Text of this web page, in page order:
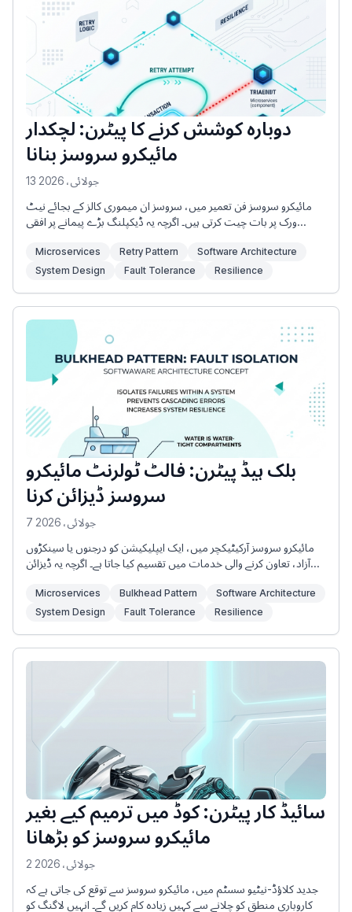
دوبارہ کوشش کرنے کا پیٹرن: لچکدار
مائیکرو سروسز بنانا
13 جولائی، 2026
مائیکرو سروسز فن تعمیر میں، سروسز ان میموری کالز کے بجائے نیٹ
ورک پر بات چیت کرتی ہیں۔ اگرچہ یہ ڈیکپلنگ بڑے پیمانے پر افقی
متعارف کراتا ہے: نیٹ ورک ناقابل اعتبار ہے۔ کسی بھی لمحے، ڈاؤن
اسٹریم سروس کو نیٹ ورک کی ایک مختصر خرابی، عارضی سی پی یو
Microservices Retry Pattern
Software Architecture
System Design
Fault Tolerance Resilience
بلک ہیڈ پیٹرن: فالٹ ٹولرنٹ مائیکرو
سروسز ڈیزائن کرنا
7 جولائی، 2026
مائیکرو سروسز آرکیٹیکچر میں، ایک ایپلیکیشن کو درجنوں یا سینکڑوں
آزاد، تعاون کرنے والی خدمات میں تقسیم کیا جاتا ہے۔ اگرچہ یہ ڈیزائن
پیش کرتا ہے: ایک سروس میں ناکامی پورے نظام کو جھنجھوڑ کر رکھ
سکتی ہے۔
Microservices Bulkhead Pattern
Software Architecture
System Design
Fault Tolerance Resilience
سائیڈ کار پیٹرن: کوڈ میں ترمیم کیے بغیر
مائیکرو سروسز کو بڑھانا
2 جولائی، 2026
جدید کلاؤڈ-نیٹیو سسٹم میں، مائیکرو سروسز سے توقع کی جاتی ہے کہ
وہ کاروباری منطق کو چلانے سے کہیں زیادہ کام کریں گے۔ انہیں لاگنگ کو